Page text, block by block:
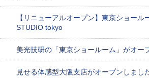
【リニューアルオープン】東京ショール
STUDIO tokyo
美光技研の「東京ショールーム」がオー
見せる体感型大阪支店がオープンしまし